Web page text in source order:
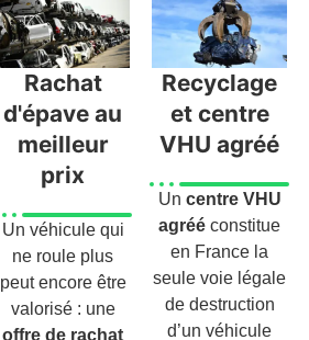
Rachat
d'épave au
meilleur
prix
Un véhicule qui
ne roule plus
peut encore être
valorisé : une
offre de rachat
Recyclage
et centre
VHU agréé
Un centre VHU
agréé constitue
en France la
seule voie légale
de destruction
d’un véhicule